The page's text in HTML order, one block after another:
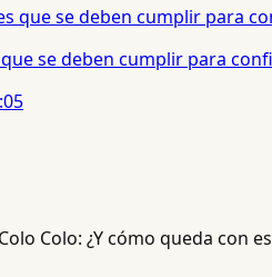
se deben cumplir para